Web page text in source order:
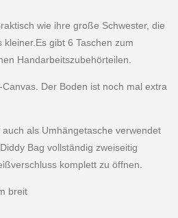
wie ihre große Schwester, die
gibt 6 Taschen zum
Handarbeitszubehörteilen.
Der Boden ist noch mal extra
als Umhängetasche verwendet
Bag vollständig zweiseitig
komplett zu öffnen.
breit